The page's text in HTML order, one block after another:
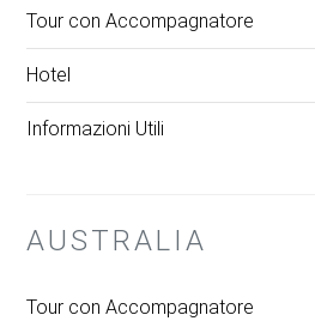
Tour con Accompagnatore
Hotel
Informazioni Utili
AUSTRALIA
Tour con Accompagnatore